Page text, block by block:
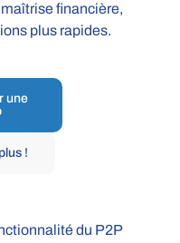
financière,
plus rapides.
une
!
du P2P